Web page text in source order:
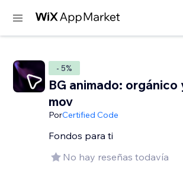
- 5%
BG animado: orgánico
mov
PorCertified Code
Fondos para ti
No hay reseñas todavía